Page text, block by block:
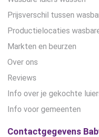
Prijsverschil tussen
Productielocaties
Markten en beurzen
Over ons
Reviews
Info over je gekochte
Info voor gemeenten
Contactgegevens